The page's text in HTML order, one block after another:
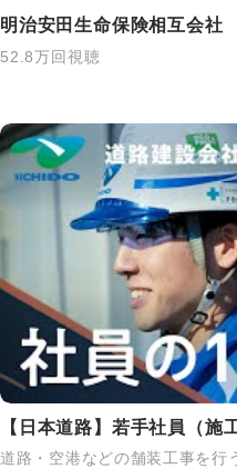
明治安田生命保険相互会社
52.8万回視聴
【日本道路】若手社員（施
道路・空港などの舗装工事を行